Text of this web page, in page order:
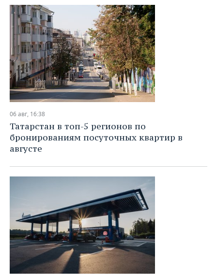
06 авг, 16:38
Татарстан в топ-5 регионов по
бронированиям посуточных квартир в
августе